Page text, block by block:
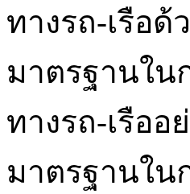
ทางรถ-เรือด้
มาตรฐานใน
ทางรถ-เรืออ
มาตรฐานใน